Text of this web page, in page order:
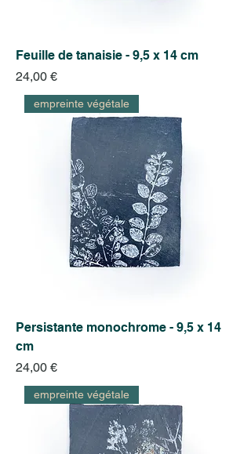
Feuille de tanaisie - 9,5 x 14 cm
Prix
24,00 €
empreinte végétale
Persistante monochrome - 9,5 x 14
cm
Prix
24,00 €
empreinte végétale